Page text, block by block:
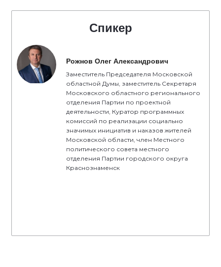
Спикер
Рожнов Олег Александрович
Заместитель Председателя Московской
областной Думы, заместитель Секретаря
Московского областного регионального
отделения Партии по проектной
деятельности, Куратор программных
комиссий по реализации социально
значимых инициатив и наказов жителей
Московской области, член Местного
политического совета местного
отделения Партии городского округа
Краснознаменск